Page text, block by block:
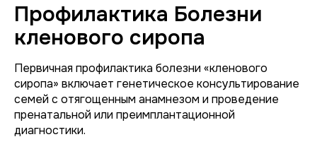
Профилактика Болезни
кленового сиропа
Первичная профилактика болезни «кленового
сиропа» включает генетическое консультирование
семей с отягощенным анамнезом и проведение
пренатальной или преимплантационной
диагностики.